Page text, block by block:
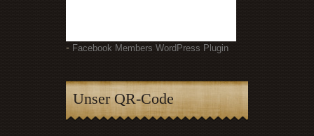
- Facebook Members WordPress Plugin
Unser QR-Code